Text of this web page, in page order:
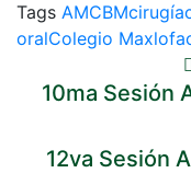
Tags AMCBMcirugía
oralColegio
10ma Sesión
12va Sesión